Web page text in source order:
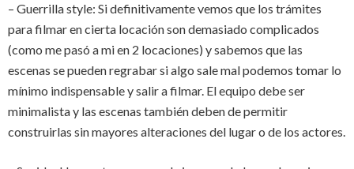
– Guerrilla style: Si definitivamente vemos que los trámites
para filmar en cierta locación son demasiado complicados
(como me pasó a mi en 2 locaciones) y sabemos que las
escenas se pueden regrabar si algo sale mal podemos tomar lo
mínimo indispensable y salir a filmar. El equipo debe ser
minimalista y las escenas también deben de permitir
construirlas sin mayores alteraciones del lugar o de los actores.